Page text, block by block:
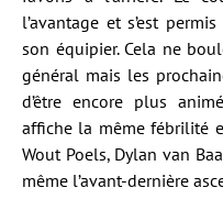
l’avantage et s’est
son équipier. Cela ne
général mais les
d’être encore plus
affiche la même fébrilité
Wout Poels, Dylan van
même l’avant-dernière